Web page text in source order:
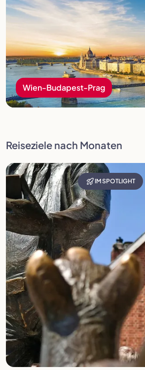
Wien-Budapest-Prag
Reiseziele nach Monaten
IM SPOTLIGHT